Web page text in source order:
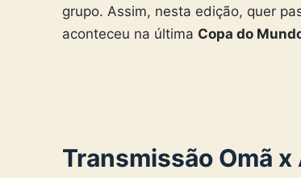
grupo. Assim, nesta edição, quer
aconteceu na última Copa do
Transmissão Omã x